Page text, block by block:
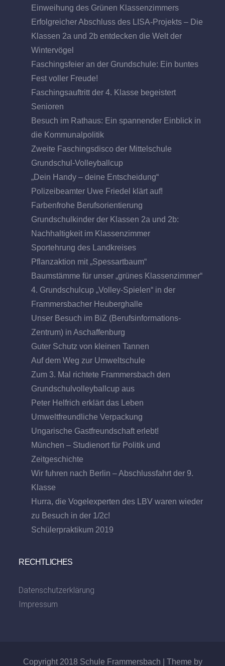
Einweihung des Grünen Klassenzimmers
Erfolgreicher Abschluss des LISA-Projekts – Die
Klassen 2a und 2b entdecken die Welt der
Wintervögel
Faschingsfeier an der Grundschule: Ein buntes
Fest voller Freude!
Faschingsauftritt der 4. Klasse begeistert
Senioren
Besuch im Rathaus: Ein spannender Einblick in
die Kommunalpolitik
Zweite Faschingsdisco der Mittelschule
Grundschul-Volleyballcup
„Dein Handy – deine Entscheidung“
Polizeibeamter Uwe Friedel klärt auf!
Farbenfrohe Berufsorientierung
Grundschulkinder der Klassen 2a und 2b:
Nachhaltigkeit im Klassenzimmer
Sportehrung des Landkreises
Pflanzaktion mit „Spessartbaum“
Baumstämme für unser „grünes Klassenzimmer“
4. Grundschulcup „Volley-Spielen“ in der
Frammersbacher Heuberghalle
Unser Besuch im BiZ (Berufsinformations-
Zentrum) in Aschaffenburg
Guter Schutz von kleinen Tannen
Auf dem Weg zur Umweltschule
Zum 3. Mal richtete Frammersbach den
Grundschulvolleyballcup aus
Peter Helfrich erklärt das Leben
Umweltfreundliche Verpackung
Ungarische Gastfreundschaft erlebt!
München – Studienort für Politik und
Zeitgeschichte
Wir fuhren nach Berlin – Abschlussfahrt der 9.
Klasse
Hurra, die Vogelexperten des LBV waren wieder
zu Besuch in der 1/2c!
Schülerpraktikum 2019
RECHTLICHES
Datenschutzerklärung
Impressum
Copyright 2018 Schule Frammersbach | Theme by